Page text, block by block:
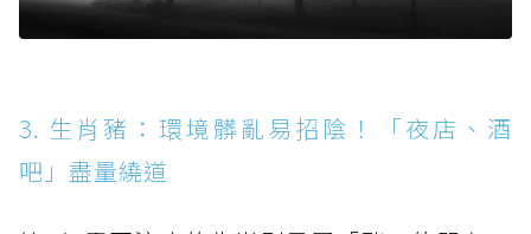
3. 生肖豬：環境髒亂易招陰！「夜店、酒
吧」盡量繞道